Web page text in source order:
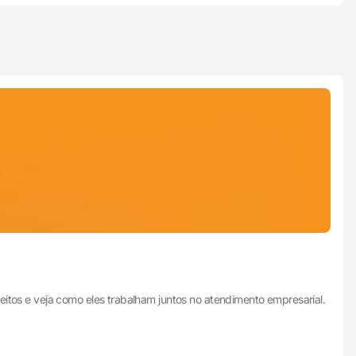
e veja como eles trabalham juntos no atendimento empresarial.